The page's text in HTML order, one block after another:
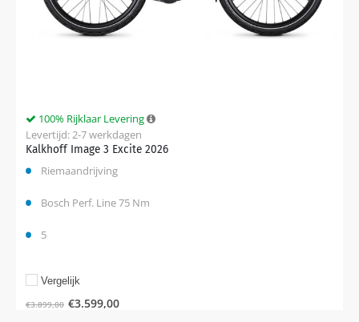
Kalkhoff Image 3 Excite 2026
100% Rijklaar Levering
Levertijd: 2-7 werkdagen
Riemaandrijving
Bosch Perf. Line 75 Nm
5
€3.899,00 €3.599,00
Vergelijk